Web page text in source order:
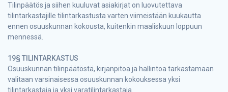
Tilinpäätös ja siihen kuuluvat asiakirjat on luovutettava
tilintarkastajille tilintarkastusta varten viimeistään kuukautta
ennen osuuskunnan kokousta, kuitenkin maaliskuun loppuun
mennessä.
19§ TILINTARKASTUS
Osuuskunnan tilinpäätöstä, kirjanpitoa ja hallintoa tarkastamaan
valitaan varsinaisessa osuuskunnan kokouksessa yksi
tilintarkastaja ja yksi varatilintarkastaja.